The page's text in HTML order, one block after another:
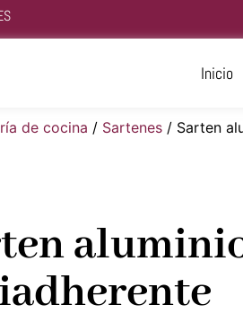
Inicio
de cocina / Sartenes/ Sarten